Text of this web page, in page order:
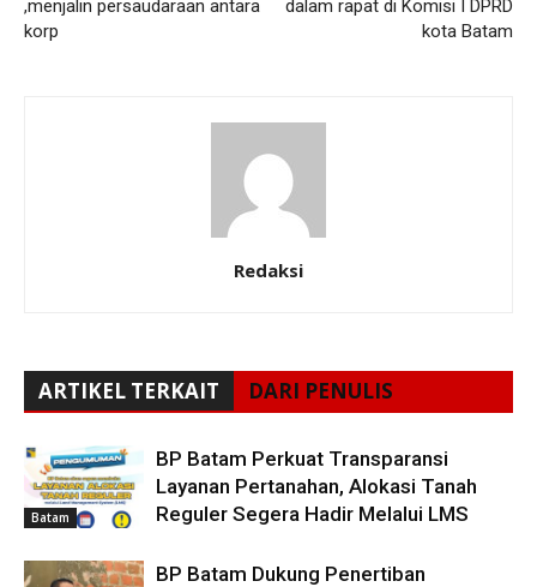
,menjalin persaudaraan antara
korp
dalam rapat di Komisi I DPRD
kota Batam
Redaksi
ARTIKEL TERKAIT DARI PENULIS
Batam
BP Batam Perkuat Transparansi
Layanan Pertanahan, Alokasi Tanah
Reguler Segera Hadir Melalui LMS
BP Batam Dukung Penertiban